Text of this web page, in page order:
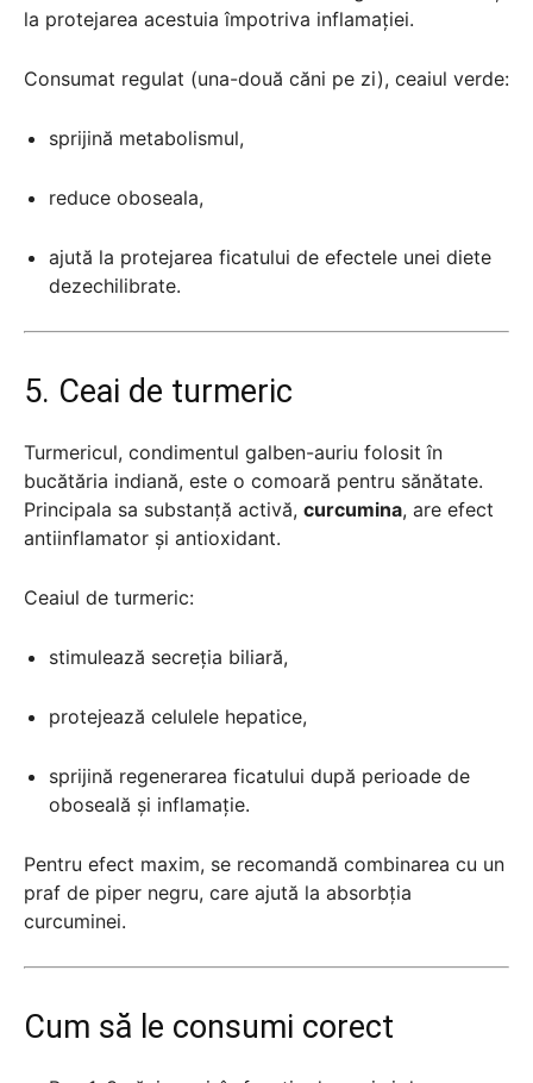
la protejarea acestuia împotriva inflamației.
Consumat regulat (una-două căni pe zi), ceaiul verde:
sprijină metabolismul,
reduce oboseala,
ajută la protejarea ficatului de efectele unei diete
dezechilibrate.
5. Ceai de turmeric
Turmericul, condimentul galben-auriu folosit în
bucătăria indiană, este o comoară pentru sănătate.
Principala sa substanță activă, curcumina, are efect
antiinflamator și antioxidant.
Ceaiul de turmeric:
stimulează secreția biliară,
protejează celulele hepatice,
sprijină regenerarea ficatului după perioade de
oboseală și inflamație.
Pentru efect maxim, se recomandă combinarea cu un
praf de piper negru, care ajută la absorbția
curcuminei.
Cum să le consumi corect